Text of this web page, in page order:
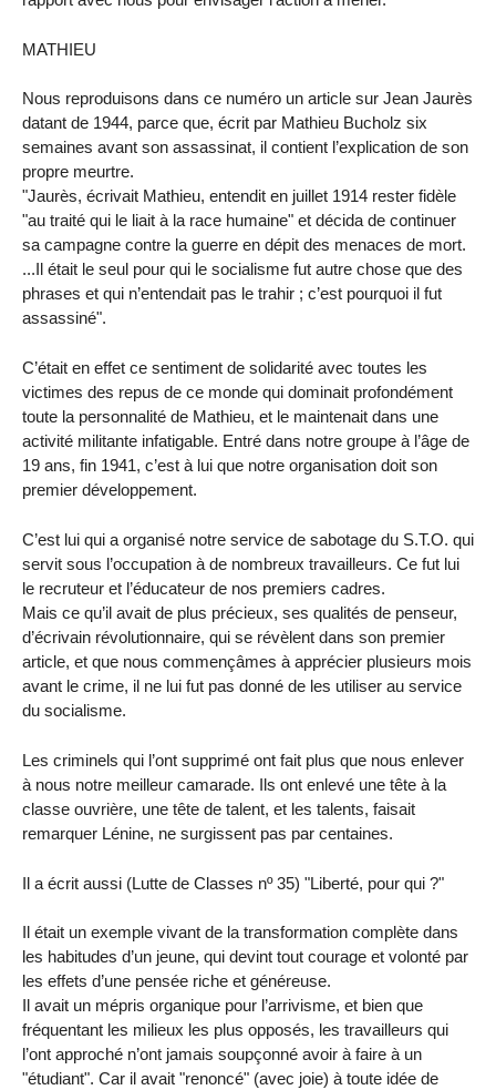
MATHIEU
Nous reproduisons dans ce numéro un article sur Jean Jaurès
datant de 1944, parce que, écrit par Mathieu Bucholz six
semaines avant son assassinat, il contient l’explication de son
propre meurtre.
"Jaurès, écrivait Mathieu, entendit en juillet 1914 rester fidèle
"au traité qui le liait à la race humaine" et décida de continuer
sa campagne contre la guerre en dépit des menaces de mort.
...Il était le seul pour qui le socialisme fut autre chose que des
phrases et qui n’entendait pas le trahir ; c’est pourquoi il fut
assassiné".
C’était en effet ce sentiment de solidarité avec toutes les
victimes des repus de ce monde qui dominait profondément
toute la personnalité de Mathieu, et le maintenait dans une
activité militante infatigable. Entré dans notre groupe à l’âge de
19 ans, fin 1941, c’est à lui que notre organisation doit son
premier développement.
C’est lui qui a organisé notre service de sabotage du S.T.O. qui
servit sous l’occupation à de nombreux travailleurs. Ce fut lui
le recruteur et l’éducateur de nos premiers cadres.
Mais ce qu’il avait de plus précieux, ses qualités de penseur,
d’écrivain révolutionnaire, qui se révèlent dans son premier
article, et que nous commençâmes à apprécier plusieurs mois
avant le crime, il ne lui fut pas donné de les utiliser au service
du socialisme.
Les criminels qui l’ont supprimé ont fait plus que nous enlever
à nous notre meilleur camarade. Ils ont enlevé une tête à la
classe ouvrière, une tête de talent, et les talents, faisait
remarquer Lénine, ne surgissent pas par centaines.
Il a écrit aussi (Lutte de Classes nº 35) "Liberté, pour qui ?"
Il était un exemple vivant de la transformation complète dans
les habitudes d’un jeune, qui devint tout courage et volonté par
les effets d’une pensée riche et généreuse.
Il avait un mépris organique pour l’arrivisme, et bien que
fréquentant les milieux les plus opposés, les travailleurs qui
l’ont approché n’ont jamais soupçonné avoir à faire à un
"étudiant". Car il avait "renoncé" (avec joie) à toute idée de